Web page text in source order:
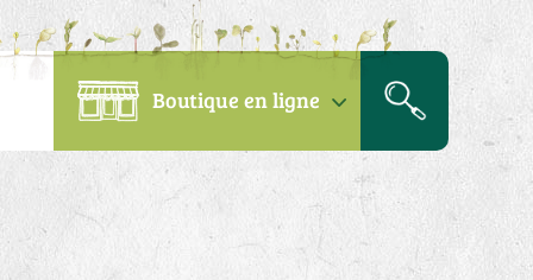
Boutique en ligne